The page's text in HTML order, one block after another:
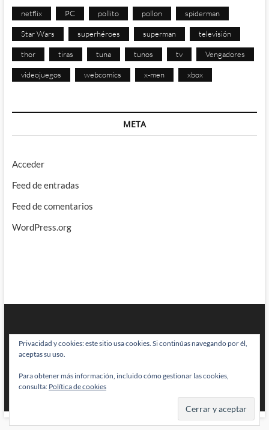
netflix PC pollito pollon spiderman
Star Wars superhéroes superman televisión
thor tiras tuna tunos tv Vengadores
videojuegos webcomics x-men xbox
META
Acceder
Feed de entradas
Feed de comentarios
WordPress.org
BRAINSTOMPING| Diseñado por:Theme Freesia|WordPress| © Todos
los derechos reservados
Privacidad y cookies: este sitio usa cookies. Si continúas navegando por él,
aceptas su uso.
Para obtener más información, incluido cómo gestionar las cookies,
consulta: Política de cookies